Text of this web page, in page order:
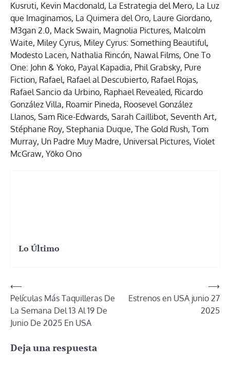
Kusruti, Kevin Macdonald, La Estrategia del Mero, La Luz
que Imaginamos, La Quimera del Oro, Laure Giordano,
M3gan 2.0, Mack Swain, Magnolia Pictures, Malcolm
Waite, Miley Cyrus, Miley Cyrus: Something Beautiful,
Modesto Lacen, Nathalia Rincón, Nawal Films, One To
One: John & Yoko, Payal Kapadia, Phil Grabsky, Pure
Fiction, Rafael, Rafael al Descubierto, Rafael Rojas,
Rafael Sancio da Urbino, Raphael Revealed, Ricardo
González Villa, Roamir Pineda, Roosevel González
Llanos, Sam Rice-Edwards, Sarah Caillibot, Seventh Art,
Stéphane Roy, Stephania Duque, The Gold Rush, Tom
Murray, Un Padre Muy Madre, Universal Pictures, Violet
McGraw, Yōko Ono
Lo Último
Navegación
de
entradas
⟵
Películas Más Taquilleras De
La Semana Del 13 Al 19 De
Junio De 2025 En USA
Estrenos en USA junio 27
2025
⟶
Deja una respuesta